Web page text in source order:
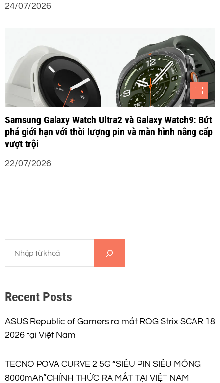
24/07/2026
Samsung Galaxy Watch Ultra2 và Galaxy Watch9: Bứt
phá giới hạn với thời lượng pin và màn hình nâng cấp
vượt trội
22/07/2026
m
i
m
Recent Posts
ASUS Republic of Gamers ra mắt ROG Strix SCAR 18
2026 tại Việt Nam
TECNO POVA CURVE 2 5G “SIÊU PIN SIÊU MỎNG
8000mAh”CHÍNH THỨC RA MẮT TẠI VIỆT NAM